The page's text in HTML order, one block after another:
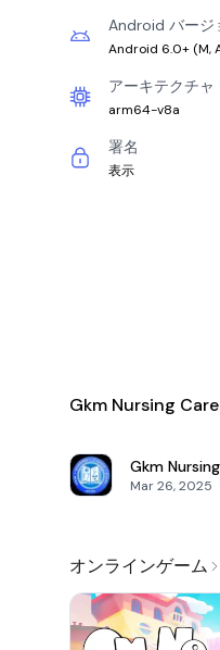
Android バージ
Android 6.0+ (M,
アーキテクチャ
arm64-v8a
署名
表示
Gkm Nursing
Gkm
Mar 26, 2025
オンラインゲーム